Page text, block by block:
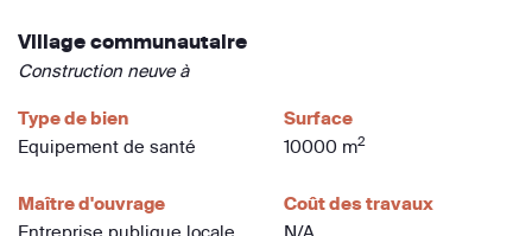
Village communautaire
Construction neuve à
Type de bien
Equipement de santé
Surface
10000 m2
Maître d'ouvrage
Entreprise publique locale
Coût des travaux
N/A